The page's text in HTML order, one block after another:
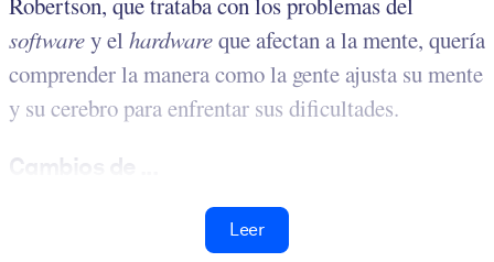
softwarey el hardwareque afectan a la mente, quería
comprender la manera como la gente ajusta su mente
y su cerebro para enfrentar sus dificultades.
Cambios de ...
Leer